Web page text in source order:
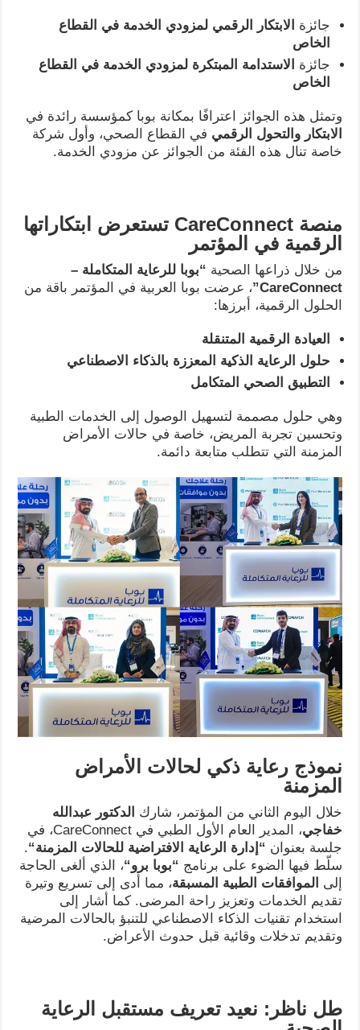
جائزة
الابتكار الرقمي لمزودي الخدمة في القطاع
الخاص
جائزة
الاستدامة المبتكرة لمزودي الخدمة في القطاع
الخاص
وتمثل هذه الجوائز اعترافًا بمكانة بوبا كمؤسسة رائدة في
الابتكار والتحول الرقميفي القطاع الصحي، وأول شركة
خاصة تنال هذه الفئة من الجوائز عن مزودي الخدمة.
منصةCareConnect
تستعرض ابتكاراتها
الرقمية في المؤتمر
من خلال ذراعها الصحية “بوبا للرعاية المتكاملة–
CareConnect” ، عرضت بوبا العربية في المؤتمر باقة من
الحلول الرقمية، أبرزها:
العيادة الرقمية المتنقلة
حلول الرعاية الذكية المعززة بالذكاء الاصطناعي
التطبيق الصحي المتكامل
وهي حلول مصممة لتسهيل الوصول إلى الخدمات الطبية
وتحسين تجربة المريض، خاصة في حالات الأمراض
المزمنة التي تتطلب متابعة دائمة.
نموذج رعاية ذكي لحالات الأمراض
المزمنة
خلال اليوم الثاني من المؤتمر، شارك الدكتور عبدالله
خفاجي
، المدير العام الأول الطبي في CareConnect، في
جلسة بعنوان “إدارة الرعاية الافتراضية للحالات المزمنة“
.
سلّط فيها الضوء على برنامج “بوبا برو“، الذي ألغى الحاجة
إلى الموافقات الطبية المسبقة، مما أدى إلى تسريع وتيرة
تقديم الخدمات وتعزيز راحة المرضى. كما أشار إلى
استخدام تقنيات الذكاء الاصطناعي للتنبؤ بالحالات المرضية
وتقديم تدخلات وقائية قبل حدوث الأعراض.
طل ناظر: نعيد تعريف مستقبل الرعاية